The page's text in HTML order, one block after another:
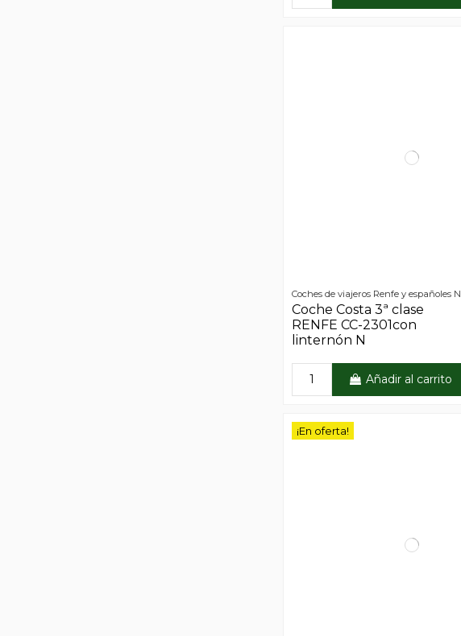
Coches de viajeros Renfe y españoles N
Coche Costa 3ª clase
RENFE CC-2301con
linternón N
Añadir al carrito
¡En oferta!